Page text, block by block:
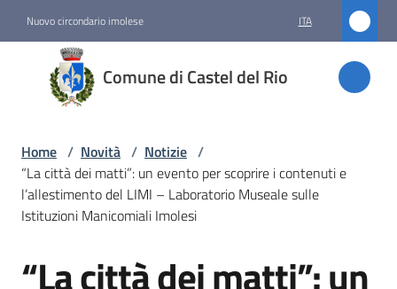
Nuovo circondario imolese ITA
Comune di Castel del Rio
Comune
di
Castel
Amministrazione
Novità
Home / Novità / Notizie /
“La città dei matti”: un evento per scoprire i contenuti e
l’allestimento del LIMI – Laboratorio Museale sulle
Istituzioni Manicomiali Imolesi
Salta al contenuto
“La città dei matti”: un